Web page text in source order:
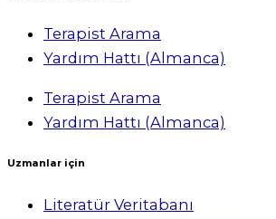
Terapist Arama
Yardım Hattı (Almanca)
Terapist Arama
Yardım Hattı (Almanca)
Uzmanlar için
Literatür Veritabanı